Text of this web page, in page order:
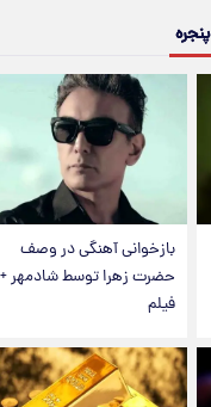
پنجره
بازخوانی آهنگی در وصف
حضرت زهرا توسط شادمهر +
فیلم